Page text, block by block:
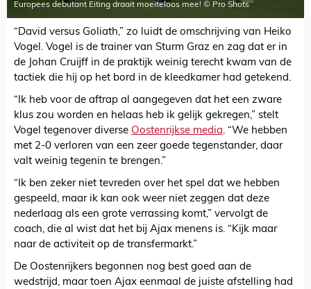
Europees debutant Eiting draait moeiteloos mee! © Pro Shots
“David versus Goliath,” zo luidt de omschrijving van Heiko
Vogel. Vogel is de trainer van Sturm Graz en zag dat er in
de Johan Cruijff in de praktijk weinig terecht kwam van de
tactiek die hij op het bord in de kleedkamer had getekend.
“Ik heb voor de aftrap al aangegeven dat het een zware
klus zou worden en helaas heb ik gelijk gekregen,” stelt
Vogel tegenover diverse Oostenrijkse media. “We hebben
met 2-0 verloren van een zeer goede tegenstander, daar
valt weinig tegenin te brengen.”
“Ik ben zeker niet tevreden over het spel dat we hebben
gespeeld, maar ik kan ook weer niet zeggen dat deze
nederlaag als een grote verrassing komt,” vervolgt de
coach, die al wist dat het bij Ajax menens is. “Kijk maar
naar de activiteit op de transfermarkt.”
De Oostenrijkers begonnen nog best goed aan de
wedstrijd, maar toen Ajax eenmaal de juiste afstelling had